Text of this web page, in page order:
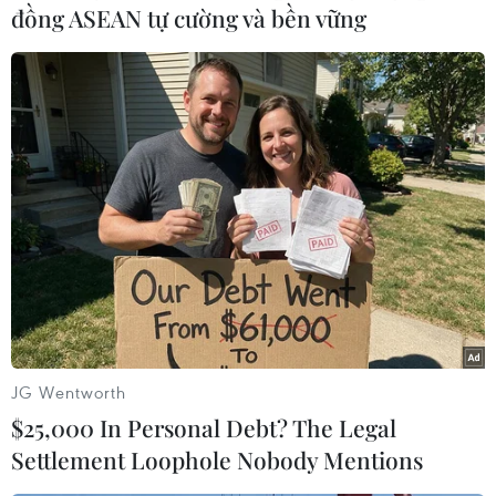
Về phần mình, Bộ Quốc phòng và Bộ Thống nhất
Hàn Quốc nhấn mạnh, Triều Tiên phải nghiêm
túc tuân thủ Thỏa thuận quân sự liên Triều 19/9,
đồng thời khẳng định nếu Bình Nhưỡng rải
truyền đơn sang Hàn Quốc thì hành động này rõ
ràng sẽ vi phạm Tuyên bố Panmunjom giữa
lãnh đạo hai miền./.
(Vietnam+)
đồng ASEAN tự cường và bền vững
JG Wentworth
$25,000 In Personal Debt? The Legal
Settlement Loophole Nobody Mentions